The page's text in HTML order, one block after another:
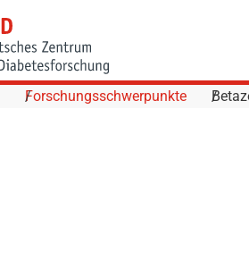
Forschungsschwerpunkte